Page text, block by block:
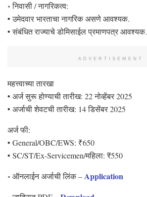
॰ निवासी / नागरिकत्व:
• उमेदवार भारताचा नागरिक असणे आवश्यक.
• संबंधित राज्याचे डोमिसाईल प्रमाणपत्र आवश्यक.
ADVERTISEMENT
महत्त्वाच्या तारखा
• अर्ज सुरू होण्याची तारीख: 22 नोव्हेंबर 2025
• अर्जाची शेवटची तारीख: 14 डिसेंबर 2025
अर्ज फी:
• General/OBC/EWS: ₹650
• SC/ST/Ex-Servicemen/महिला: ₹550
॰ ऑनलाईन अर्जाची लिंक –Application